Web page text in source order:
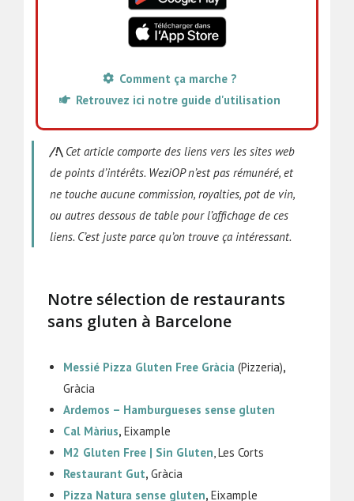
Comment ça marche ?
Retrouvez ici notre guide d'utilisation
/!\Cet article comporte des liens vers les sites web
de points d’intérêts. WeziOP n’est pas rémunéré, et
ne touche aucune commission, royalties, pot de vin,
ou autres dessous de table pour l’affichage de ces
liens. C’est juste parce qu’on trouve ça intéressant.
Notre sélection de restaurants
sans gluten à Barcelone
Messié Pizza Gluten Free Gràcia (Pizzeria),
Gràcia
Ardemos – Hamburgueses sense gluten
Cal Màrius, Eixample
M2 Gluten Free | Sin Gluten, Les Corts
Restaurant Gut, Gràcia
Pizza Natura sense gluten, Eixample